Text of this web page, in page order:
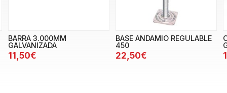
BARRA 3.000MM
GALVANIZADA
11,50€
BASE ANDAMIO REGULABLE
450
22,50€